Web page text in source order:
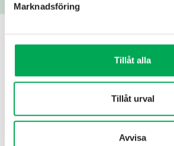
Marknadsföring
Tillåt alla
Tillåt urval
Avvisa
konsument
Allmänna avtalsvillkor
näringsidkare
Avtalsvillkor serviceavtal